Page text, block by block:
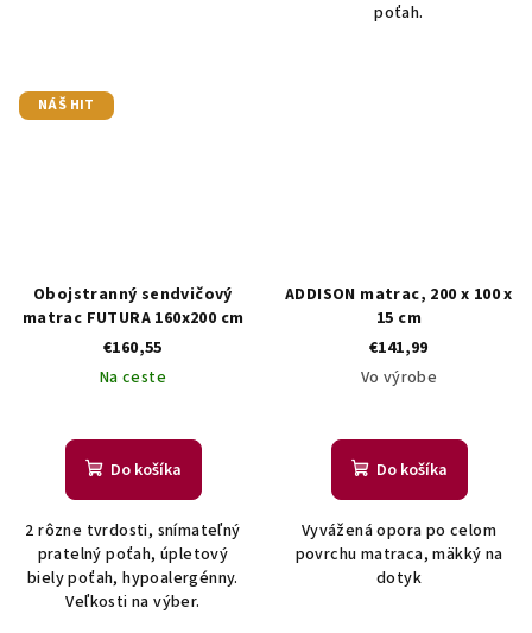
poťah.
NÁŠ HIT
Obojstranný sendvičový
matrac FUTURA 160x200 cm
€160,55
Na ceste
Do košíka
2 rôzne tvrdosti, snímateľný
pratelný poťah, úpletový
biely poťah, hypoalergénny.
Veľkosti na výber.
ADDISON matrac, 200 x 100 x
15 cm
€141,99
Vo výrobe
Do košíka
Vyvážená opora po celom
povrchu matraca, mäkký na
dotyk